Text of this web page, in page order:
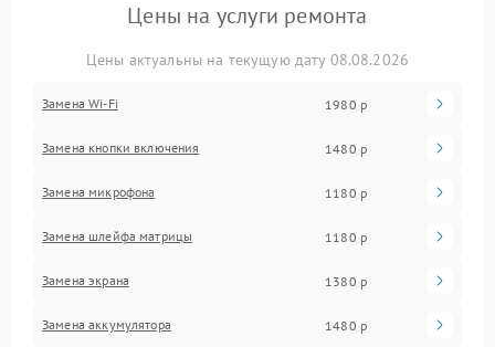
Цены на услуги ремонта
Цены актуальны на текущую дату 08.08.2026
Замена Wi-Fi 1980 р
Замена кнопки включения 1480 р
Замена микрофона 1180 р
Замена шлейфа матрицы 1180 р
Замена экрана 1380 р
Замена аккумулятора 1480 р